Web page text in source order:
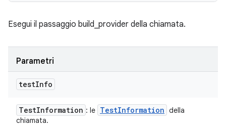
Esegui il passaggio build_provider della chiamata.
Parametri
testInfo
TestInformation : le TestInformation della
chiamata.